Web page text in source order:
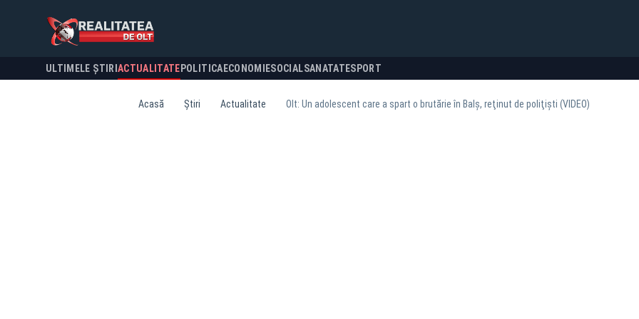
ULTIMELE ȘTIRI ACTUALITATE POLITICA ECONOMIESOCIALSANATATESPORT
Acasă Știri Actualitate Olt: Un adolescent care a spart o brutărie în Balş, reţinut de poliţişti (VIDEO)